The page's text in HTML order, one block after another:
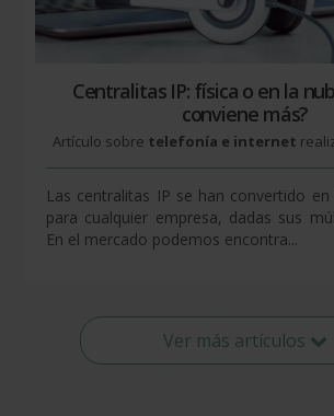
Centralitas IP: física o en la
conviene más?
Artículo sobre telefonía e internet
Las centralitas IP se han convertido en
para cualquier empresa, dadas sus
En el mercado podemos encontra...
Ver más artículos